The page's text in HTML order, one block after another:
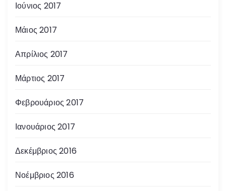
Ιούνιος 2017
Μάιος 2017
Απρίλιος 2017
Μάρτιος 2017
Φεβρουάριος 2017
Ιανουάριος 2017
Δεκέμβριος 2016
Νοέμβριος 2016